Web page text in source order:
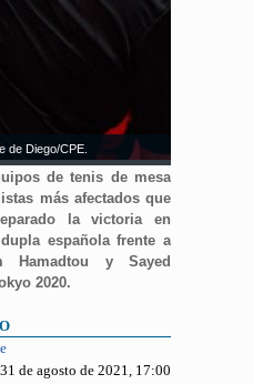
de Diego/CPE.
de tenis de mesa
más afectados que
la victoria en
española frente a
Hamadtou y Sayed
2020.
31 de agosto de 2021, 17:00